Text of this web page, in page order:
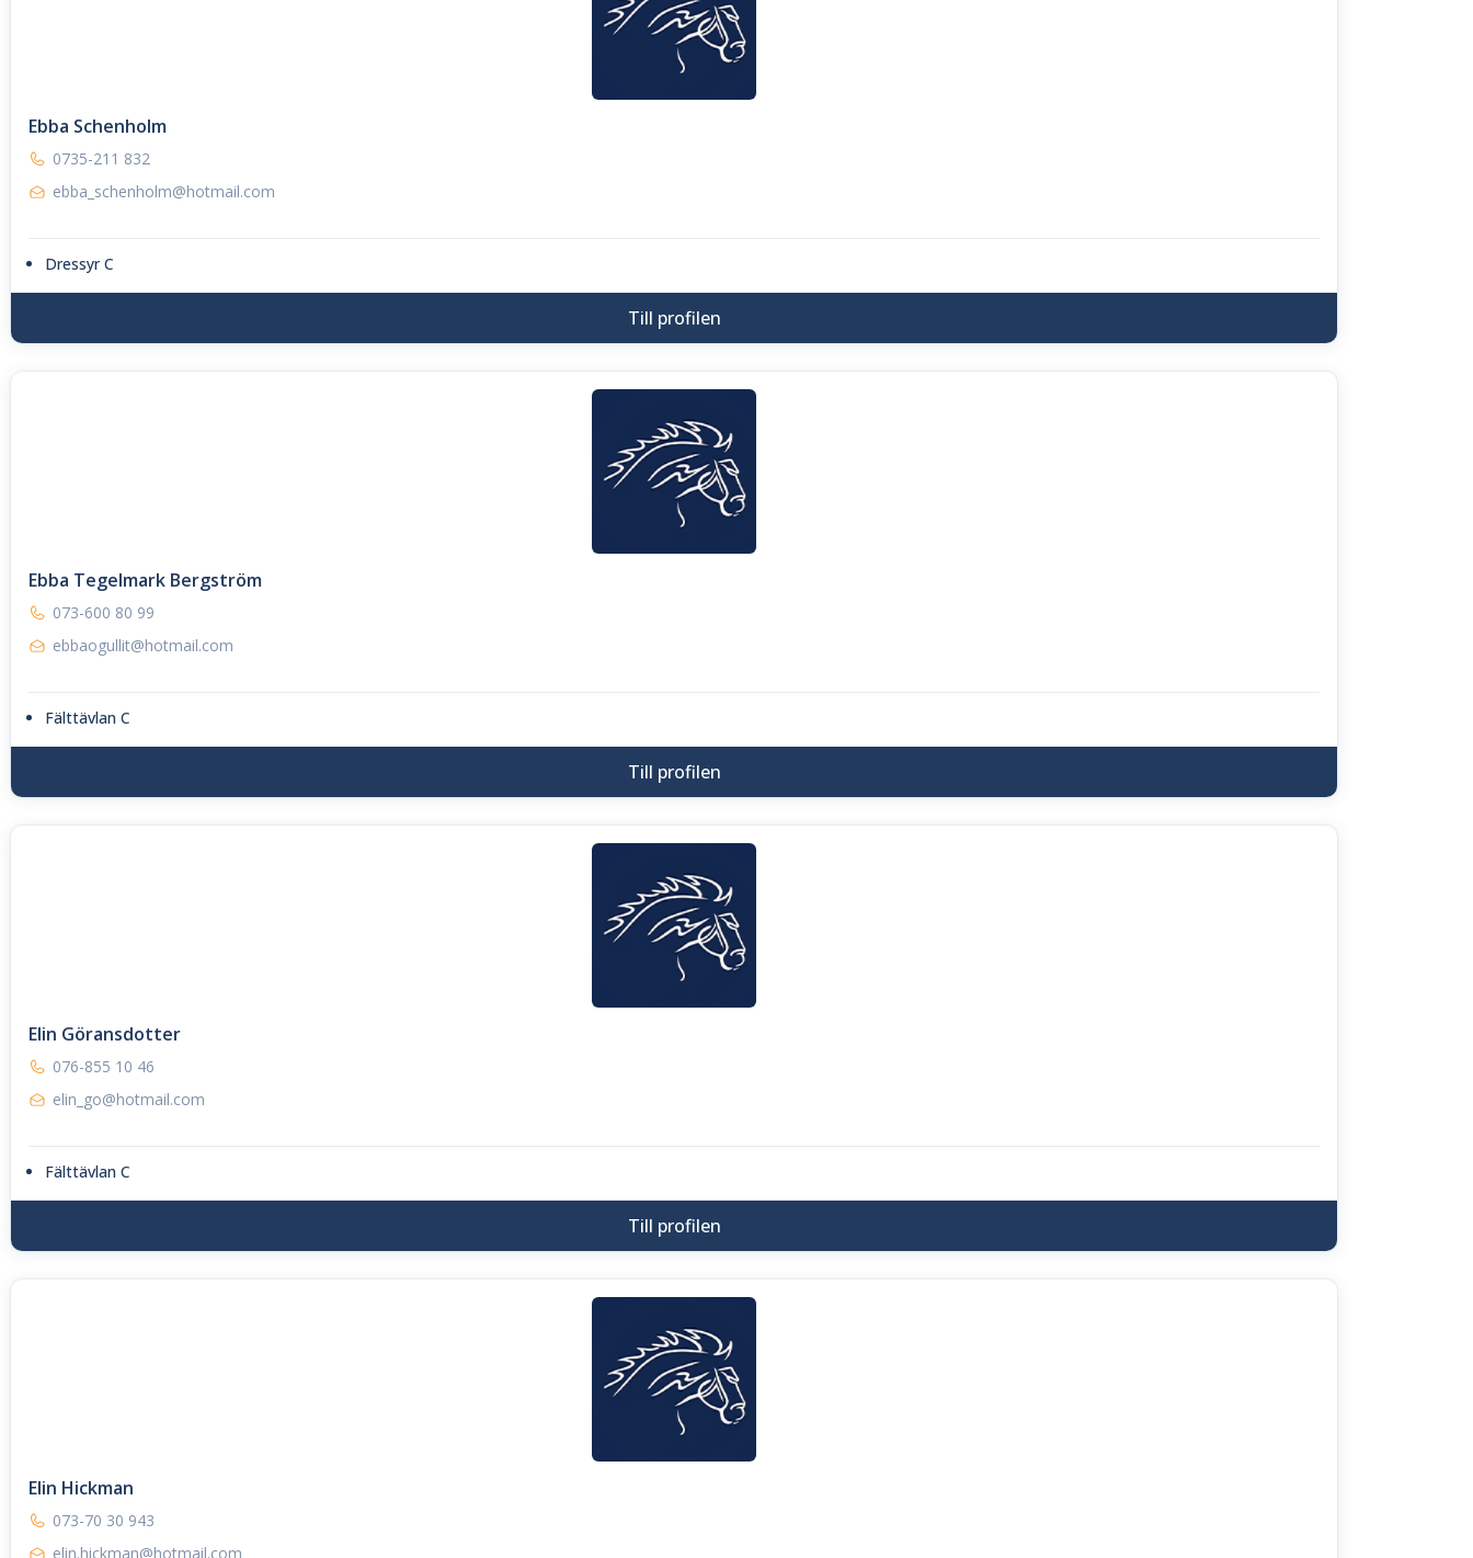
Ebba Schenholm
0735-211 832
ebba_schenholm@hotmail.com
Dressyr C
Till profilen
Ebba Tegelmark Bergström
073-600 80 99
ebbaogullit@hotmail.com
Fälttävlan C
Till profilen
Elin Göransdotter
076-855 10 46
elin_go@hotmail.com
Fälttävlan C
Till profilen
Elin Hickman
073-70 30 943
elin.hickman@hotmail.com